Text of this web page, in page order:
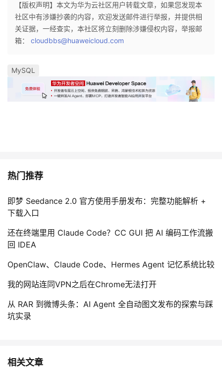
【版权声明】本文为华为云社区用户转载文章，如果您发现本
社区中有涉嫌抄袭的内容，欢迎发送邮件进行举报，并提供相
关证据，一经查实，本社区将立刻删除涉嫌侵权内容，举报邮
箱： cloudbbs@huaweicloud.com
MySQL
热门推荐
即梦 Seedance 2.0 官方使用手册发布：完整功能解析 +
下载入口
还在终端里用 Claude Code？CC GUI 把 AI 编码工作流搬
回 IDEA
OpenClaw、Claude Code、Hermes Agent 记忆系统比较
我的网站连同VPN之后在Chrome无法打开
从 RAR 到微博头条：AI Agent 全自动图文发布的探索与踩
坑实录
相关文章